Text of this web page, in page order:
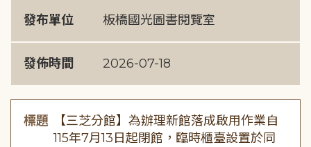
發布單位 板橋國光圖書閱覽室
發佈時間 2026-07-18
標題
【三芝分館】為辦理新館落成啟用作業自
115年7月13日起閉館，臨時櫃臺設置於同